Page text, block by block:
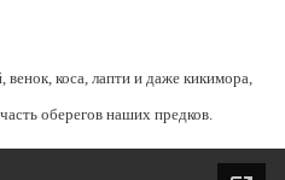
коса, лапти и даже кикимора,
оберегов наших предков.